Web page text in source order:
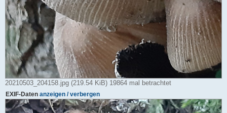
20210503_204158.jpg (219.54 KiB) 19864 mal betrachtet
EXIF-Daten anzeigen / verbergen